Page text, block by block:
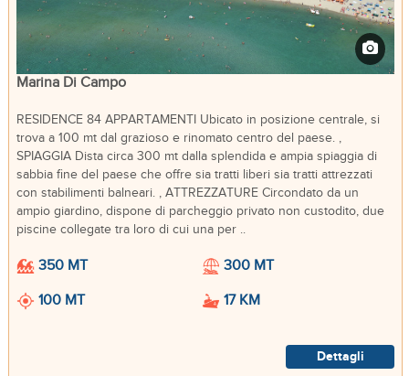
Marina Di Campo
RESIDENCE 84 APPARTAMENTI Ubicato in posizione centrale, si
trova a 100 mt dal grazioso e rinomato centro del paese. ,
SPIAGGIA Dista circa 300 mt dalla splendida e ampia spiaggia di
sabbia fine del paese che offre sia tratti liberi sia tratti attrezzati
con stabilimenti balneari. , ATTREZZATURE Circondato da un
ampio giardino, dispone di parcheggio privato non custodito, due
piscine collegate tra loro di cui una per ..
350 MT
300 MT
100 MT
17 KM
Dettagli